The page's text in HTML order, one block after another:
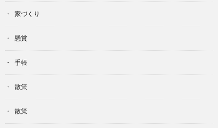
家づくり
懸賞
手帳
散策
散策